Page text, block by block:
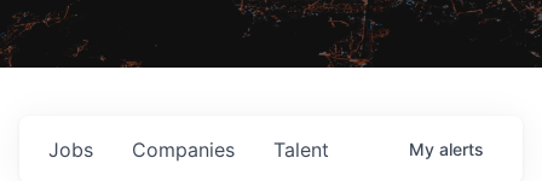
Jobs Companies Talent My alerts